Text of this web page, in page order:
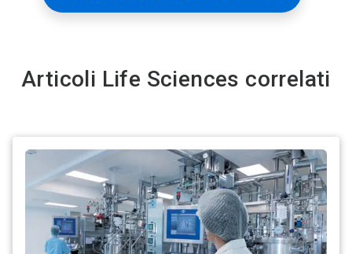
Articoli Life Sciences correlati